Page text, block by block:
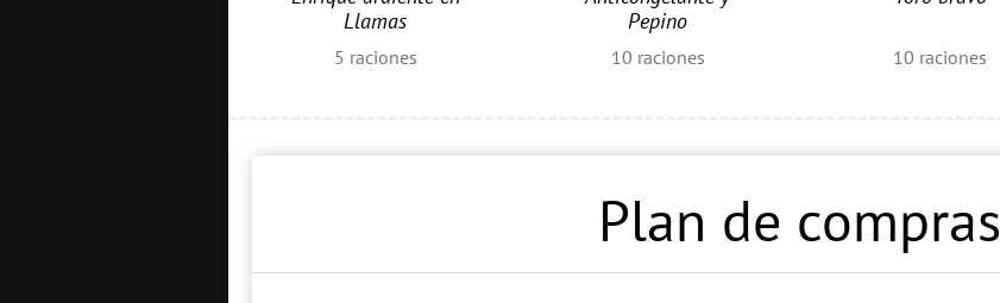
Llamas
5 raciones
Pepino
10 raciones 10 raciones
Plan de compras